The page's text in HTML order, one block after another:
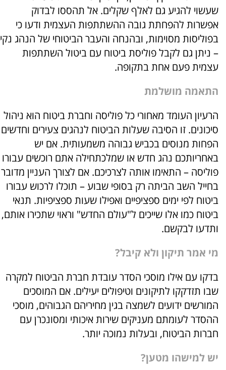
שעשוי להגיע גם לאלף שקלים. אל תהססו לבדוק
אפשרות להפחתת גובה ההשתתפות העצמית ודעו כי
בפוליסות מסוימות, ובהנחה והעבר הביטוחי של הנהג נקי
– ניתן גם לקבל פוליסת ביטוח עם ביטול השתתפות
עצמית פעם אחת בתקופה.
התאמה מושלמת
הרעיון העומד מאחורי כל פוליסה וחברת ביטוח הוא ניהול
סיכונים. זו הסיבה שעלות הביטוח לנהגים צעירים וחדשים
הפחות מנוסים בכביש גבוהה משמעותית. אם יש
באחריותכם נהג חדש או שמלכתחילה אתם רוכשים עבורו
פוליסה – התאימו אותה לצרכיכם. אם לצורך העניין מדובר
בחייל השב הביתה רק בסופי שבוע – תוכלו לרכוש עבורו
ביטוח לפי ימים ספציפיים ואפילו שעות ספציפיות. תנאי
ביטוח כמו אלו שייכים ל"עולם החדש" וראוי שתכירו אותם,
ותדעו לבקשם.
מי אמר תיקון ולא קיבל?
בדקו עם אילו מוסכי הסדר עובדת חברת הביטוח למקרה
שבו תזדקקו לתיקונים וטיפולים יעילים. אם המוסכים
המורשים ידועים לשמצה בגין מחיריהם הגבוהים, מוסכי
ההסדר לעומתם מעניקים שירות איכותי ומסונכרן עם
חברות הביטוח, ובעלות נמוכה יותר.
יש למישהו מטען?